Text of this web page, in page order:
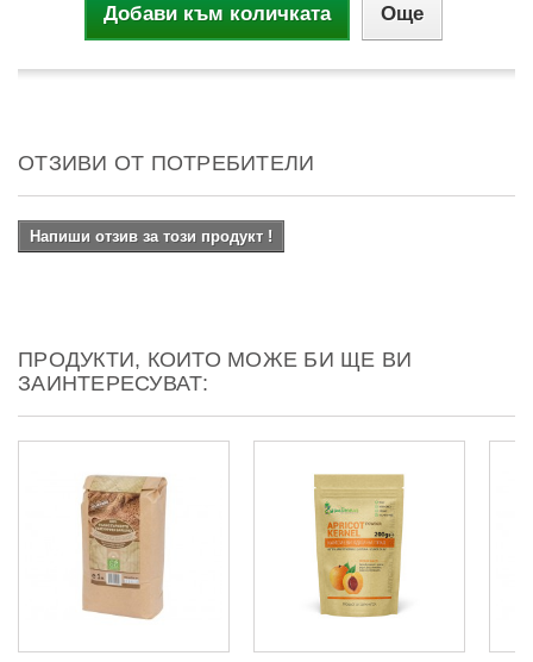
Добави към количката Още
ОТЗИВИ ОТ ПОТРЕБИТЕЛИ
Напиши отзив за този продукт !
ПРОДУКТИ, КОИТО МОЖЕ БИ ЩЕ ВИ
ЗАИНТЕРЕСУВАТ: